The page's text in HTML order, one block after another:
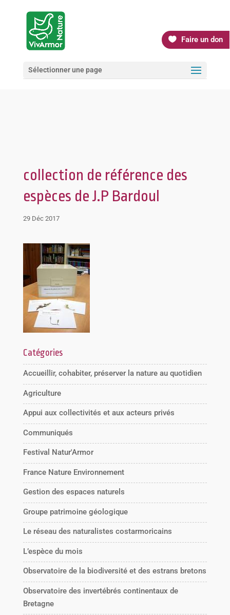
Faire un don
Sélectionner une page
collection de référence des
espèces de J.P Bardoul
29 Déc 2017
Catégories
Accueillir, cohabiter, préserver la nature au quotidien
Agriculture
Appui aux collectivités et aux acteurs privés
Communiqués
Festival Natur'Armor
France Nature Environnement
Gestion des espaces naturels
Groupe patrimoine géologique
Le réseau des naturalistes costarmoricains
L’espèce du mois
Observatoire de la biodiversité et des estrans bretons
Observatoire des invertébrés continentaux de
Bretagne